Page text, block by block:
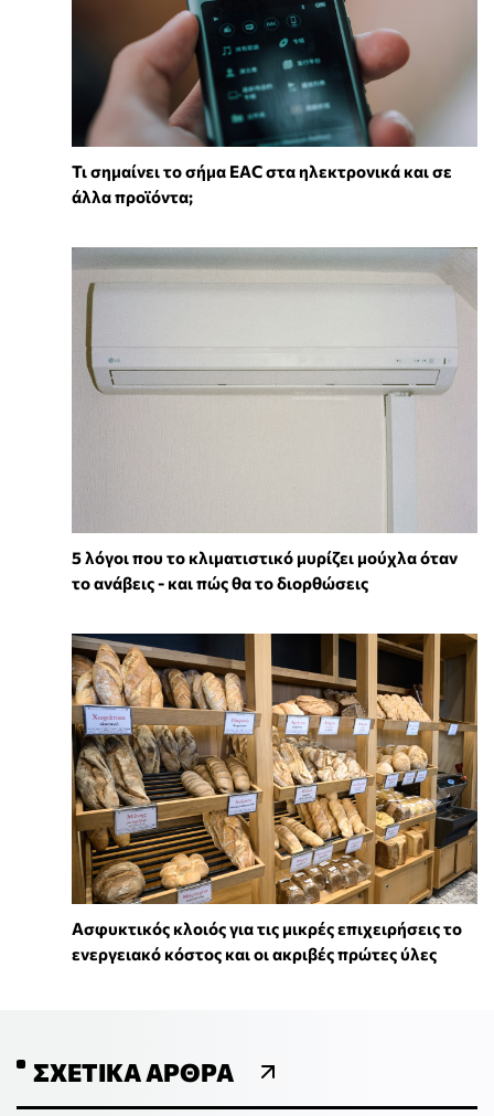
Τι σημαίνει το σήμα EAC στα ηλεκτρονικά και σε
άλλα προϊόντα;
5 λόγοι που το κλιματιστικό μυρίζει μούχλα όταν
το ανάβεις - και πώς θα το διορθώσεις
Ασφυκτικός κλοιός για τις μικρές επιχειρήσεις το
ενεργειακό κόστος και οι ακριβές πρώτες ύλες
ΣΧΕΤΙΚΆ ΆΡΘΡΑ